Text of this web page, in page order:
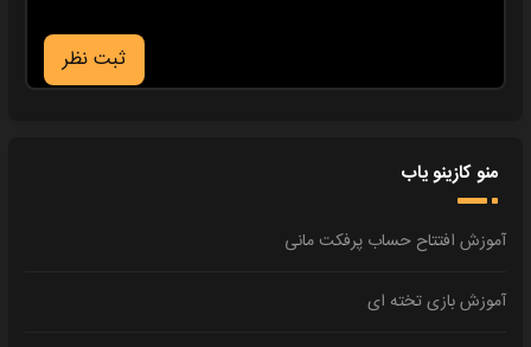
ثبت نظر
منو کازینو یاب
آموزش افتتاح حساب پرفکت مانی
آموزش بازی تخته ای